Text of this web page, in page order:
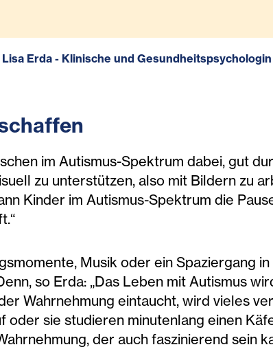
Lisa Erda - Klinische und
im Autismus-Spektrum dabei, gut
zu unterstützen, also mit Bildern zu
Kinder im Autismus-Spektrum die
Musik oder ein Spaziergang
so Erda: „Das Leben mit Autismus
Wahrnehmung eintaucht, wird vieles
oder sie studieren minutenlang einen
der auch faszinierend sein